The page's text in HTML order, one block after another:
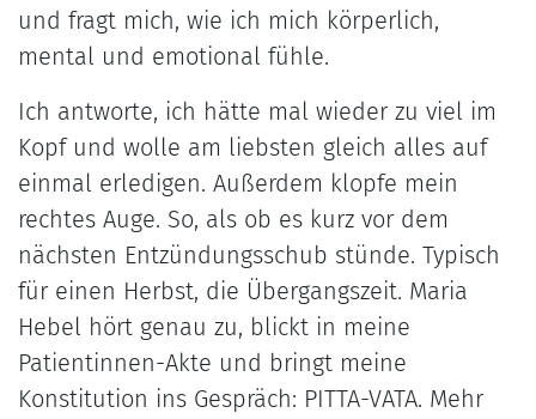
und fragt mich, wie ich mich körperlich,
mental und emotional fühle.
Ich antworte, ich hätte mal wieder zu viel im
Kopf und wolle am liebsten gleich alles auf
einmal erledigen. Außerdem klopfe mein
rechtes Auge. So, als ob es kurz vor dem
nächsten Entzündungsschub stünde. Typisch
für einen Herbst, die Übergangszeit. Maria
Hebel hört genau zu, blickt in meine
Patientinnen-Akte und bringt meine
Konstitution ins Gespräch: PITTA-VATA. Mehr